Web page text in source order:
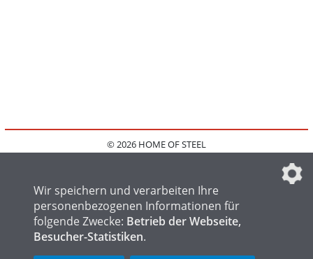
© 2026 HOME OF STEEL
IMPRESSUM
FAQ
DATENSCHUTZEINSTELLUNGEN
Wir speichern und verarbeiten Ihre
personenbezogenen Informationen für
folgende Zwecke: Betrieb der Webseite,
Besucher-Statistiken.